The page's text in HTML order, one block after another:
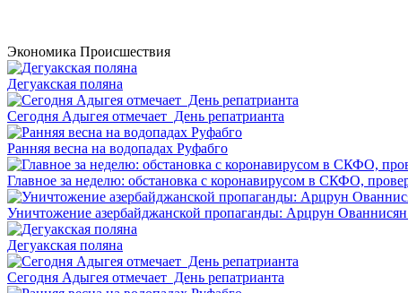
Экономика Происшествия
Дегуакская поляна
Сегодня Адыгея отмечает День репатрианта
Ранняя весна на водопадах Руфабго
Главное за неделю: обстановка с коронавирусом в СКФО,
Уничтожение азербайджанской пропаганды: Арцрун
Дегуакская поляна
Сегодня Адыгея отмечает День репатрианта